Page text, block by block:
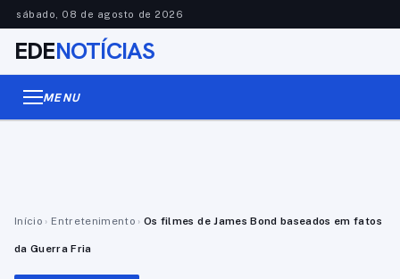
sábado, 08 de agosto de 2026
EDENOTÍCIAS
MENU
Início › Entretenimento › Os filmes de James Bond baseados em fatos
da Guerra Fria